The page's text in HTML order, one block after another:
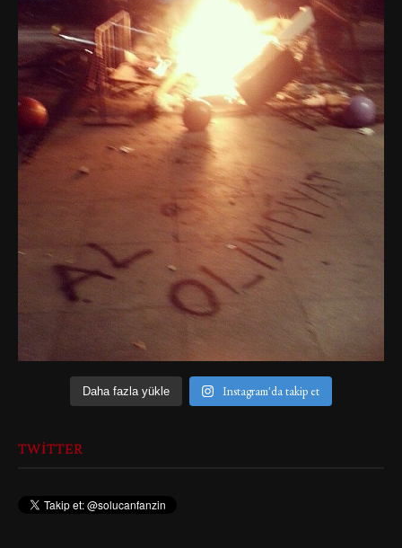
Daha fazla yükle Instagram'da takip et
TWITTER